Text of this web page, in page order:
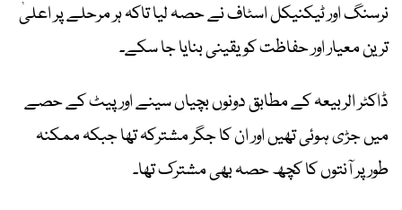
نرسنگ اور ٹیکنیکل اسٹاف نے حصہ لیا تاکہ ہر مرحلے پر اعلیٰ
ترین معیار اور حفاظت کو یقینی بنایا جا سکے۔
ڈاکٹر الربیعہ کے مطابق دونوں بچیاں سینے اور پیٹ کے حصے
میں جڑی ہوئی تھیں اور ان کا جگر مشترکہ تھا جبکہ ممکنہ
طور پر آنتوں کا کچھ حصہ بھی مشترک تھا۔